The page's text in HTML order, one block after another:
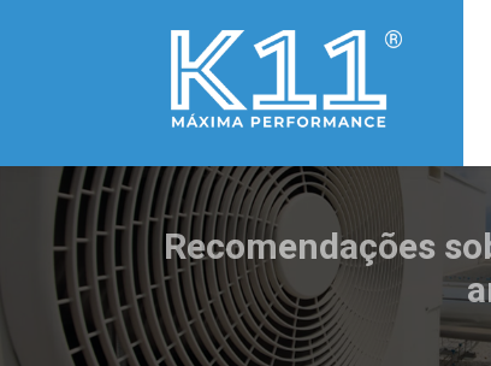
Recomendações